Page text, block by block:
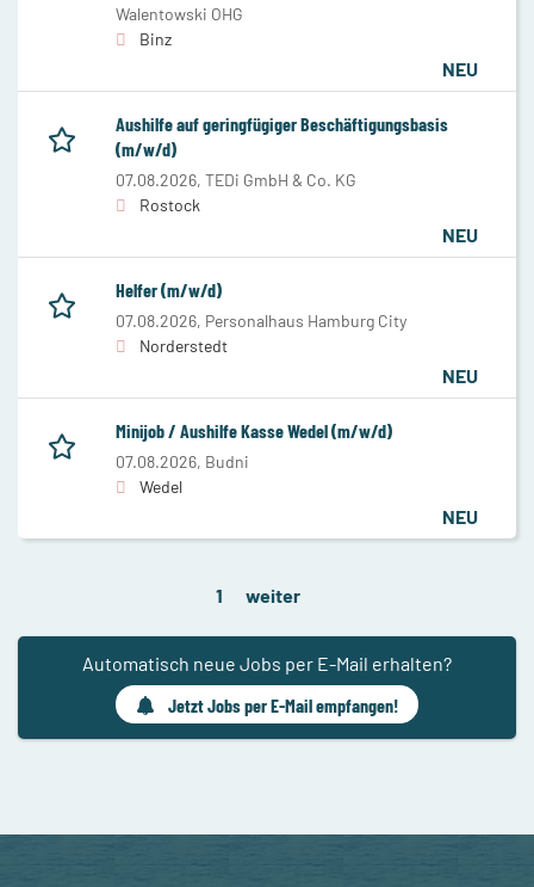
Walentowski OHG
Binz
NEU
Aushilfe auf geringfügiger Beschäftigungsbasis
(m/w/d)
07.08.2026, TEDi GmbH & Co. KG
Rostock
NEU
Helfer (m/w/d)
07.08.2026, Personalhaus Hamburg City
Norderstedt
NEU
Minijob / Aushilfe Kasse Wedel (m/w/d)
07.08.2026, Budni
Wedel
NEU
1 weiter
Automatisch neue Jobs per E-Mail erhalten?
Jetzt Jobs per E-Mail empfangen!